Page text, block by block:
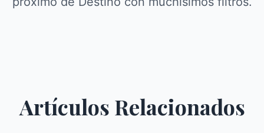
Artículos Relacionados